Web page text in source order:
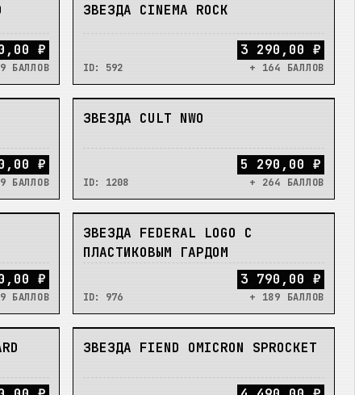
₽
БАЛЛОВ
НЕТ
ЗВЕЗДА CINEMA ROCK
ID: 592
3 290,00 ₽
+ 164 БАЛЛОВ
₽
БАЛЛОВ
НЕТ
ЗВЕЗДА CULT NWO
ID: 1208
5 290,00 ₽
+ 264 БАЛЛОВ
₽
БАЛЛОВ
НЕТ
ЗВЕЗДА FEDERAL LOGO С
ПЛАСТИКОВЫМ ГАРДОМ
ID: 976
3 790,00 ₽
+ 189 БАЛЛОВ
НЕТ
ЗВЕЗДА FIEND OMICRON SPROCKET